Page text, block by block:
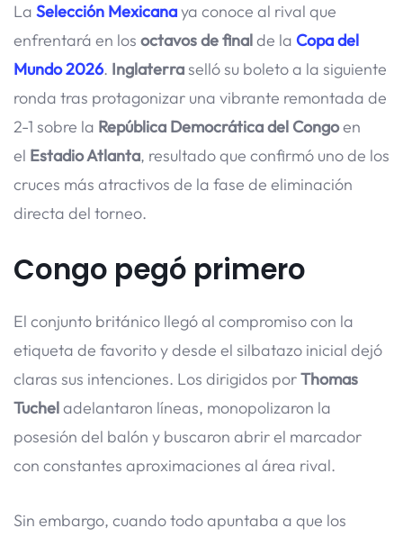
La Selección Mexicanaya conoce al rival que
enfrentará en los octavos de finalde la Copa del
Mundo 2026. Inglaterraselló su boleto a la siguiente
ronda tras protagonizar una vibrante remontada de
2-1 sobre la República Democrática del Congoen
el Estadio Atlanta, resultado que confirmó uno de los
cruces más atractivos de la fase de eliminación
directa del torneo.
Congo pegó primero
El conjunto británico llegó al compromiso con la
etiqueta de favorito y desde el silbatazo inicial dejó
claras sus intenciones. Los dirigidos porThomas
Tucheladelantaron líneas, monopolizaron la
posesión del balón y buscaron abrir el marcador
con constantes aproximaciones al área rival.
Sin embargo, cuando todo apuntaba a que los